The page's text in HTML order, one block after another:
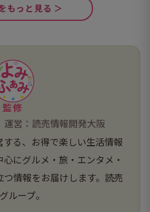
もっと見る ＞
監修
運営：読売情報開発大阪
る、お得で楽しい生活情報
にグルメ・旅・エンタメ・
つ情報をお届けします。読売
ループ。